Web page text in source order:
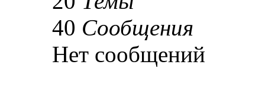
40 Сообщения
Нет сообщений